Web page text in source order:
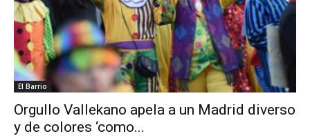
El Barrio
Orgullo Vallekano apela a un Madrid diverso
y de colores ‘como...